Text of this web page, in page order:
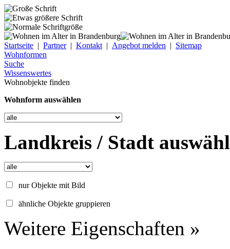
Startseite | Partner| Kontakt | Angebot melden | Sitemap
Wohnformen
Suche
Wissenswertes
Wohnobjekte finden
Wohnform auswählen
Landkreis / Stadt
nur Objekte mit Bild
ähnliche Objekte gruppieren
Weitere Eigenschaften »